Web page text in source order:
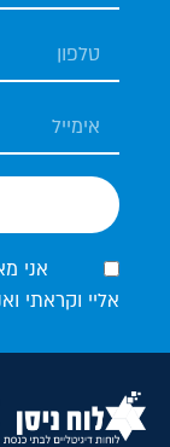
אני
אליי וקראתי